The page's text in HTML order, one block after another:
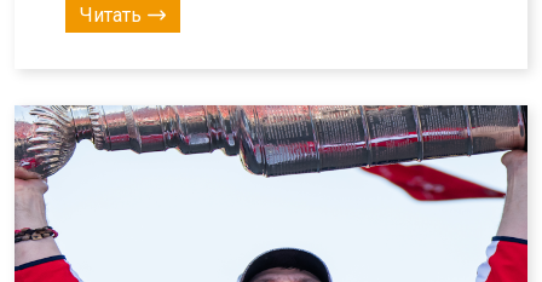
Читать